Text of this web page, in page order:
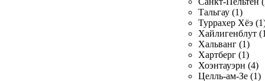
Тальгау (1)
Туррахер Хёэ
Хайлигенблут
Хальванг (1)
Хартберг (1)
Хоэнтауэрн (4)
Целль-ам-Зе (1)